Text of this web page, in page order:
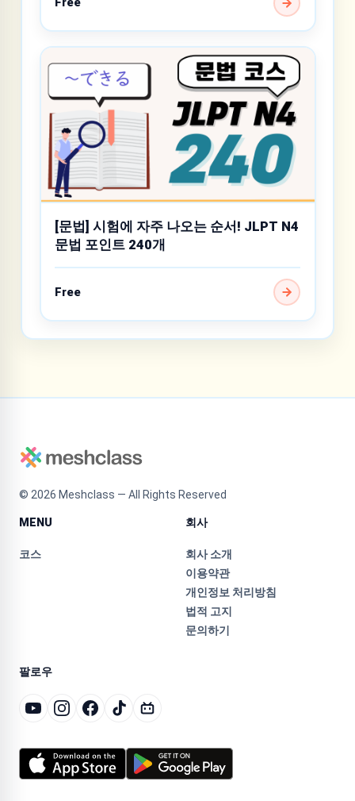
Free
[문법] 시험에 자주 나오는 순서! JLPT N4
문법 포인트 240개
Free
© 2026 Meshclass — All Rights Reserved
MENU
코스
회사
회사 소개
이용약관
개인정보 처리방침
법적 고지
문의하기
팔로우